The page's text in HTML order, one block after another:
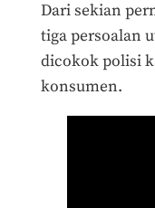
Dari sekian
tiga persoalan
dicokok polisi
konsumen.